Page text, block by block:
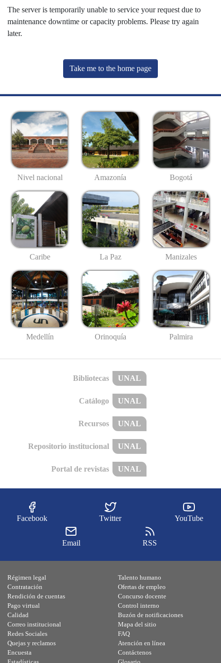
The server is temporarily unable to service your request due to
maintenance downtime or capacity problems. Please try again
later.
Take me to the home page
Nivel nacional Amazonía Bogotá
Caribe La Paz Manizales
Medellín Orinoquía Palmira
Bibliotecas UNAL
Catálogo UNAL
Recursos UNAL
Repositorio institucional UNAL
Portal de revistas UNAL
Facebook Twitter YouTube
Email RSS
Régimen legal
Contratación
Rendición de cuentas
Pago virtual
Calidad
Talento humano
Ofertas de empleo
Concurso docente
Control interno
Buzón de notificaciones
Correo institucional
Redes Sociales
Quejas y reclamos
Encuesta
Mapa del sitio
FAQ
Atención en línea
Contáctenos